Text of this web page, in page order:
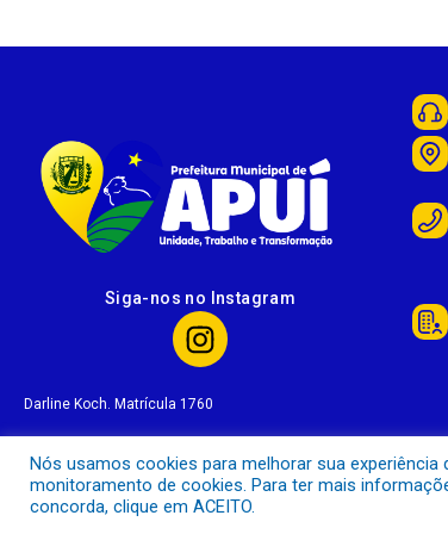
Siga-nos no Instagram
Darline Koch. Matrícula 1760
Todos os direitos reservados a
Nós usamos cookies para melhorar sua
monitoramento de cookies. Para ter mais
concorda, clique em ACEITO.